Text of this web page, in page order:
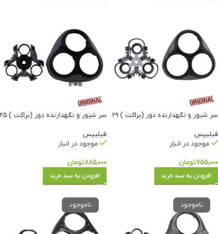
سر شیور و نگهدارنده دور (براکت ) ۲۹
فیلیپس
موجود در انبار
۷۵۵,۰۰۰تومان
افزودن به سبد خرید
سر شیور و نگهدارنده دور (براکت ) ۲۵
فیلیپس
موجود در انبار
۸۸۵,۰۰۰تومان
افزودن به سبد خرید